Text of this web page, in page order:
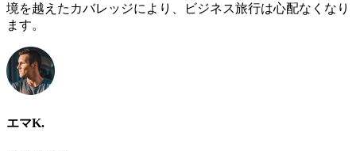
境を越えたカバレッジにより、ビジネス旅行は心配なくなり
ます。
エマK.